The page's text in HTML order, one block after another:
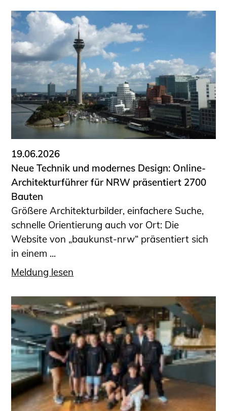
19.06.2026
Neue Technik und modernes Design: Online-
Architekturführer für NRW präsentiert 2700
Bauten
Größere Architekturbilder, einfachere Suche,
schnelle Orientierung auch vor Ort: Die
Website von „baukunst-nrw“ präsentiert sich
in einem ...
Meldung lesen